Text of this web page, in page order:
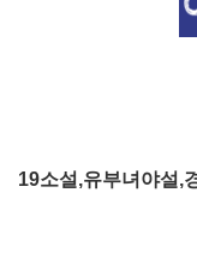
19소설,유부녀야설,